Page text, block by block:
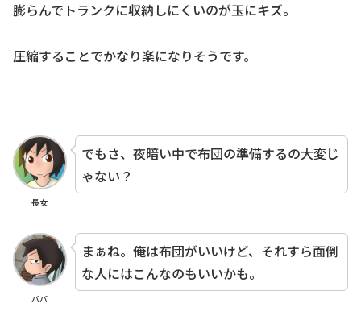
膨らんでトランクに収納しにくいのが玉にキズ。
圧縮することでかなり楽になりそうです。
長女
でもさ、夜暗い中で布団の準備するの大変じ
ゃない？
パパ
まぁね。俺は布団がいいけど、それすら面倒
な人にはこんなのもいいかも。